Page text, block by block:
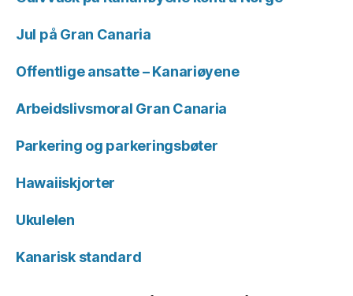
Jul på Gran Canaria
Offentlige ansatte – Kanariøyene
Arbeidslivsmoral Gran Canaria
Parkering og parkeringsbøter
Hawaiiskjorter
Ukulelen
Kanarisk standard